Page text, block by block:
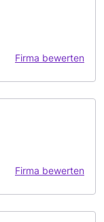
Firma bewerten
Firma bewerten